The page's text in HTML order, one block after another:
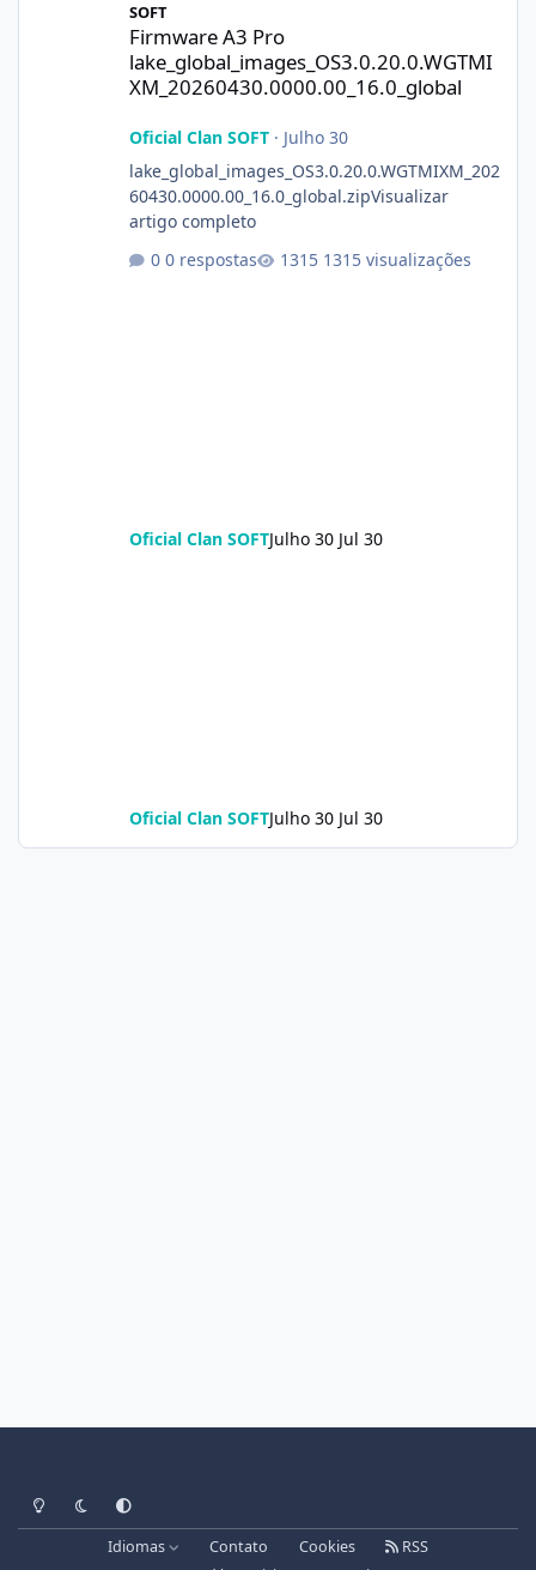
SOFT
Firmware A3 Pro
lake_global_images_OS3.0.20.0.WGTMI
XM_20260430.0000.00_16.0_global
Oficial Clan SOFT· Julho 30
lake_global_images_OS3.0.20.0.WGTMIXM_202
60430.0000.00_16.0_global.zipVisualizar
artigo completo
0 respostas
1315 visualizações
Oficial Clan SOFTJulho 30 Jul 30
Oficial Clan SOFTJulho 30 Jul 30
Light ModeDark ModeSystem Preference
Idiomas Contato Cookies
RSS